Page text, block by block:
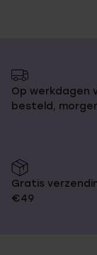
Op werkdagen
besteld,
Gratis
€49